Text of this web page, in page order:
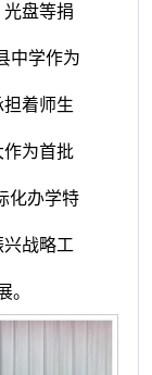
盘等捐
中学作为
着师生
作为首批
化办学特
战略工
。